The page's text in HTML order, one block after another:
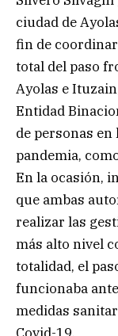
ciudad de
fin de
total del paso
Ayolas e
Entidad
de personas
pandemia,
En la ocasión,
que ambas
realizar las
más alto nivel
totalidad, el
funcionaba
medidas